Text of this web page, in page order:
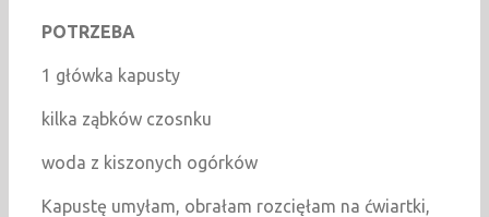
POTRZEBA
1 główka kapusty
kilka ząbków czosnku
woda z kiszonych ogórków
Kapustę umyłam, obrałam rozcięłam na ćwiartki,